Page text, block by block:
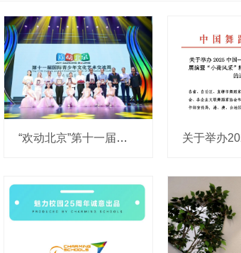
“欢动北京”第十一届国际青少年文化艺术交流周在北京未来剧场盛大开幕